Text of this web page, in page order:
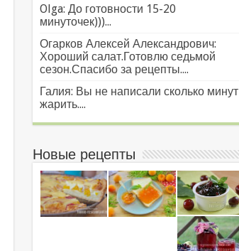
Olga: До готовности 15-20
минуточек)))...
Огарков Алексей Александрович:
Хороший салат.Готовлю седьмой
сезон.Спасибо за рецепты....
Галия: Вы не написали сколько минут
жарить....
Новые рецепты